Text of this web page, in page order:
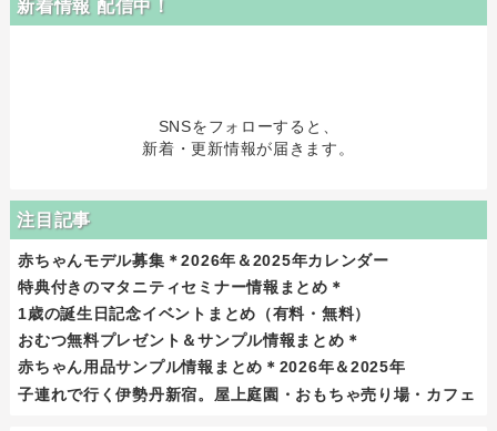
新着情報 配信中！
SNSをフォローすると、
新着・更新情報が届きます。
注目記事
赤ちゃんモデル募集＊2026年＆2025年カレンダー
特典付きのマタニティセミナー情報まとめ＊
1歳の誕生日記念イベントまとめ（有料・無料）
おむつ無料プレゼント＆サンプル情報まとめ＊
赤ちゃん用品サンプル情報まとめ＊2026年＆2025年
子連れで行く伊勢丹新宿。屋上庭園・おもちゃ売り場・カフェ